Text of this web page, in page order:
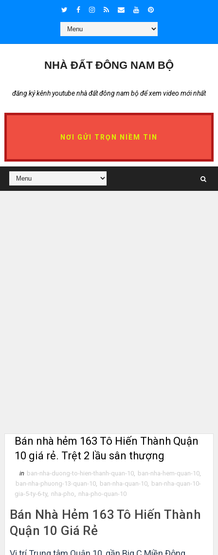
NHÀ ĐẤT ĐÔNG NAM BỘ
đăng ký kênh youtube nhà đất đông nam bộ để xem video mới nhất
NƠI GỬI TRỌN NIỀM TIN
Bán nhà hẻm 163 Tô Hiến Thành Quận
10 giá rẻ. Trệt 2 lầu sân thượng
in ban-nha-duong-to-hien-thanh-quan-10, ban-nha-hem-quan-10,
ban-nha-phuong-13-quan-10, ban-nha-quan-10, ban-nha-quan-10-
gia-5-ty-6-ty, nha-pho, nha-pho-quan-10
Bán Nhà Hẻm 163 Tô Hiến Thành
Quận 10 Giá Rẻ